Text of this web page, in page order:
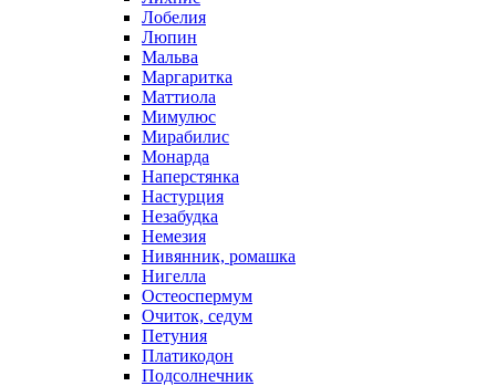
Лобелия
Люпин
Мальва
Маргаритка
Маттиола
Мимулюс
Мирабилис
Монарда
Наперстянка
Настурция
Незабудка
Немезия
Нивянник, ромашка
Нигелла
Остеоспермум
Очиток, седум
Петуния
Платикодон
Подсолнечник